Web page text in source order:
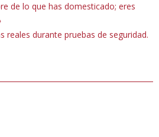
de lo que has domesticado; eres
reales durante pruebas de seguridad.